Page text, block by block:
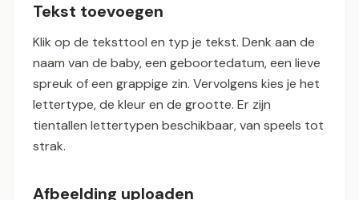
Tekst toevoegen
Klik op de teksttool en typ je tekst. Denk aan de
naam van de baby, een geboortedatum, een lieve
spreuk of een grappige zin. Vervolgens kies je het
lettertype, de kleur en de grootte. Er zijn
tientallen lettertypen beschikbaar, van speels tot
strak.
Afbeelding uploaden